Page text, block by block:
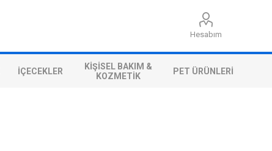
Hesabım
İÇECEKLER
KIŞISEL BAKIM &
KOZMETIK
PET ÜRÜNLERI